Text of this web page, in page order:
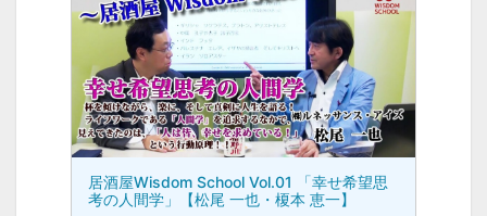
居酒屋Wisdom School Vol.01 「幸せ希望思
考の人間学」【松尾 一也・榎本 恵一】